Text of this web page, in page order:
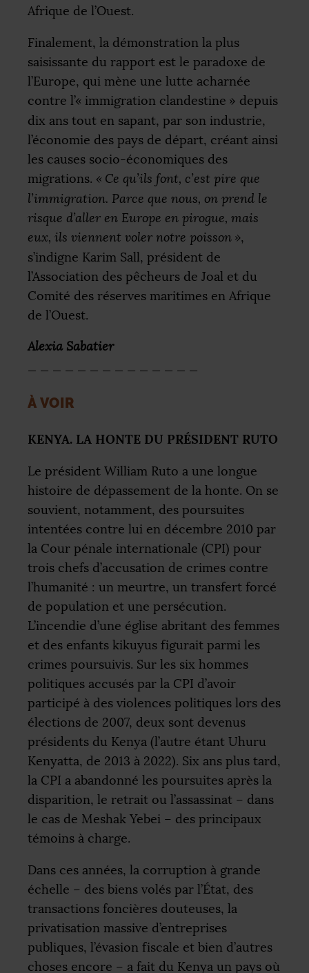
Afrique de l’Ouest.
Finalement, la démonstration la plus
saisissante du rapport est le paradoxe de
l’Europe, qui mène une lutte acharnée
contre l’« immigration clandestine » depuis
dix ans tout en sapant, par son industrie,
l’économie des pays de départ, créant ainsi
les causes socio-économiques des
migrations. « Ce qu’ils font, c’est pire que
l’immigration. Parce que nous, on prend le
risque d’aller en Europe en pirogue, mais
eux, ils viennent voler notre poisson »,
s’indigne Karim Sall, président de
l’Association des pêcheurs de Joal et du
Comité des réserves maritimes en Afrique
de l’Ouest.
Alexia Sabatier
À VOIR
KENYA. LA HONTE DU PRÉSIDENT RUTO
Le président William Ruto a une longue
histoire de dépassement de la honte. On se
souvient, notamment, des poursuites
intentées contre lui en décembre 2010 par
la Cour pénale internationale (CPI) pour
trois chefs d’accusation de crimes contre
l’humanité : un meurtre, un transfert forcé
de population et une persécution.
L’incendie d’une église abritant des femmes
et des enfants kikuyus figurait parmi les
crimes poursuivis. Sur les six hommes
politiques accusés par la CPI d’avoir
participé à des violences politiques lors des
élections de 2007, deux sont devenus
présidents du Kenya (l’autre étant Uhuru
Kenyatta, de 2013 à 2022). Six ans plus tard,
la CPI a abandonné les poursuites après la
disparition, le retrait ou l’assassinat – dans
le cas de Meshak Yebei – des principaux
témoins à charge.
Dans ces années, la corruption à grande
échelle – des biens volés par l’État, des
transactions foncières douteuses, la
privatisation massive d’entreprises
publiques, l’évasion fiscale et bien d’autres
choses encore – a fait du Kenya un pays où